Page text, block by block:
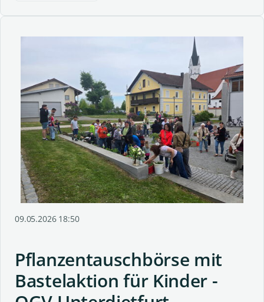
09.05.2026 18:50
Pflanzentauschbörse mit
Bastelaktion für Kinder -